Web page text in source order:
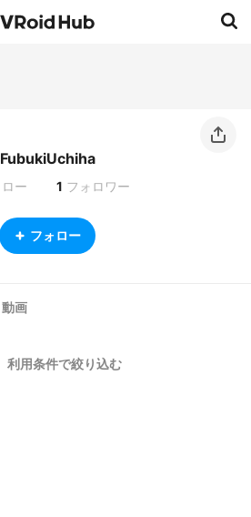
FubukiUchiha
ー 1 フォロワー
フォロー
画
利用条件で絞り込む